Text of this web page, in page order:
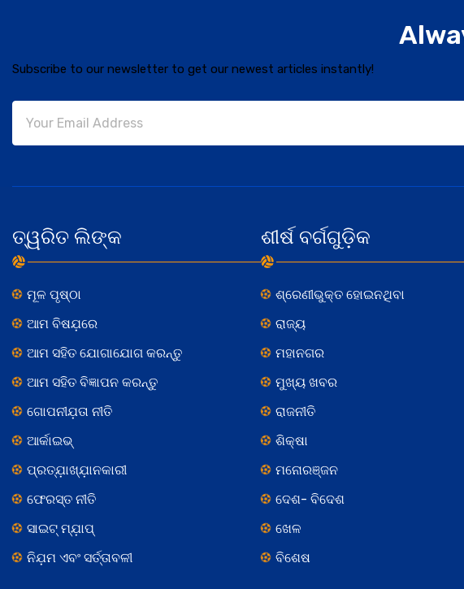
Subscribe to our newsletter to get our newest articles instantly!
ତ୍ୱରିତ ଲିଙ୍କ
ମୂଳ ପୃଷ୍ଠା
ଆମ ବିଷଯ଼ରେ
ଆମ ସହିତ ଯୋଗାଯୋଗ କରନ୍ତୁ
ଆମ ସହିତ ବିଜ୍ଞାପନ କରନ୍ତୁ
ଗୋପନୀଯ଼ତା ନୀତି
ଆର୍କାଇଭ୍
ପ୍ରତ୍ଯ଼ାଖ୍ଯ଼ାନକାରୀ
ଫେରସ୍ତ ନୀତି
ସାଇଟ୍ ମ୍ଯ଼ାପ୍
ନିଯ଼ମ ଏବଂ ସର୍ତ୍ତାବଳୀ
ଶୀର୍ଷ ବର୍ଗଗୁଡ଼ିକ
ଶ୍ରେଣୀଭୁକ୍ତ ହୋଇନଥିବା
ରାଜ୍ୟ
ମହାନଗର
ମୁଖ୍ୟ ଖବର
ରାଜନୀତି
ଶିକ୍ଷା
ମନୋରଞ୍ଜନ
ଦେଶ- ବିଦେଶ
ଖେଳ
ବିଶେଷ